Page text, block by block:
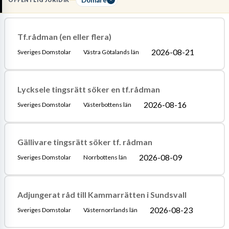
erfarenhet som fiskal eller assessor för att uppnå
rättspraxisoch skriva utförliga domskäl som tydligt motiverar
Tf.rådman (en eller flera)
Sveriges Domstolar Västra Götalands län 2026-08-21
Lycksele tingsrätt söker en tf.rådman
Sveriges Domstolar Västerbottens län 2026-08-16
Gällivare tingsrätt söker tf. rådman
Sveriges Domstolar Norrbottens län 2026-08-09
Adjungerat råd till Kammarrätten i Sundsvall
Sveriges Domstolar Västernorrlands län 2026-08-23